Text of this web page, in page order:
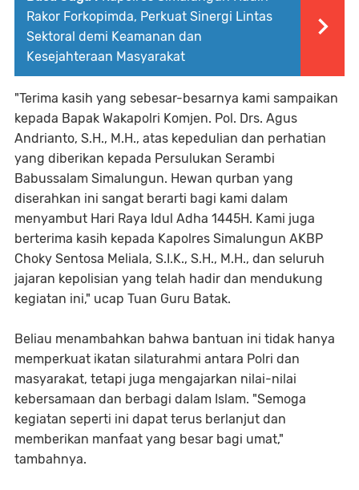
Rakor Forkopimda, Perkuat Sinergi Lintas
Sektoral demi Keamanan dan
Kesejahteraan Masyarakat
"Terima kasih yang sebesar-besarnya kami sampaikan
kepada Bapak Wakapolri Komjen. Pol. Drs. Agus
Andrianto, S.H., M.H., atas kepedulian dan perhatian
yang diberikan kepada Persulukan Serambi
Babussalam Simalungun. Hewan qurban yang
diserahkan ini sangat berarti bagi kami dalam
menyambut Hari Raya Idul Adha 1445H. Kami juga
berterima kasih kepada Kapolres Simalungun AKBP
Choky Sentosa Meliala, S.I.K., S.H., M.H., dan seluruh
jajaran kepolisian yang telah hadir dan mendukung
kegiatan ini," ucap Tuan Guru Batak.
Beliau menambahkan bahwa bantuan ini tidak hanya
memperkuat ikatan silaturahmi antara Polri dan
masyarakat, tetapi juga mengajarkan nilai-nilai
kebersamaan dan berbagi dalam Islam. "Semoga
kegiatan seperti ini dapat terus berlanjut dan
memberikan manfaat yang besar bagi umat,"
tambahnya.